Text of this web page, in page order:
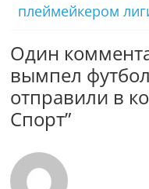
плеймейкером
Один
вымпел
отправили в
Спорт”